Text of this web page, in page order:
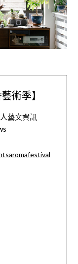
術季】
藝文資訊